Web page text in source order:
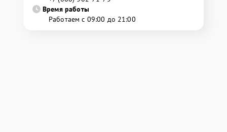
Время работы
Работаем с 09:00 до 21:00